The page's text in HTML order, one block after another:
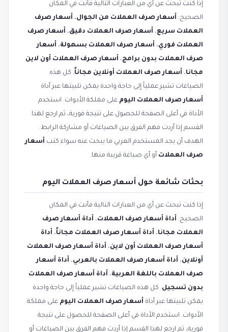
إذا كنت تبحث عن أي من العبارات التالية فأنت في المكان
الصحيح: أسعار صرف العملات من الجوال، أسعار صرف
العملات سريع، أسعار صرف العملات دقيق، أسعار صرف
العملات فوري، أسعار صرف العملات بسهولة، أسعار
صرف العملات بدون برامج، أسعار صرف العملات أون لاين
مجانا، أسعار صرف العملات أونلاين مجاناً. كل هذه
الصياغات تشير عملياً إلى حاجة واحدة يمكن تلبيتها عبر أداة
أسعار صرف العملات اليوم على مملكة الأدوات. استخدم
الأداة في أعلى الصفحة للحصول على نتيجة فورية، ثم ارجع لهذا
القسم إذا أردت فهم الفرق بين الصياغات أو مشاركة الرابط.
الهدف أن يجد المستخدم العربي ما يبحث عنه سواء كتب أسعار
صرف العملات أو أي صياغة قريبة منها.
بحثات شائعة حول أسعار صرف العملات اليوم
إذا كنت تبحث عن أي من العبارات التالية فأنت في المكان
الصحيح: أداة أسعار صرف العملات، أداة أسعار صرف
العملات مجانا، أداة أسعار صرف العملات مجاناً، أداة
أسعار صرف العملات أون لاين، أداة أسعار صرف العملات
أونلاين، أداة أسعار صرف العملات بالعربي، أداة أسعار
صرف العملات باللغة العربية، أداة أسعار صرف العملات
بدون تسجيل. كل هذه الصياغات تشير عملياً إلى حاجة واحدة
يمكن تلبيتها عبر أداة أسعار صرف العملات اليوم على مملكة
الأدوات. استخدم الأداة في أعلى الصفحة للحصول على نتيجة
فورية، ثم ارجع لهذا القسم إذا أردت فهم الفرق بين الصياغات أو